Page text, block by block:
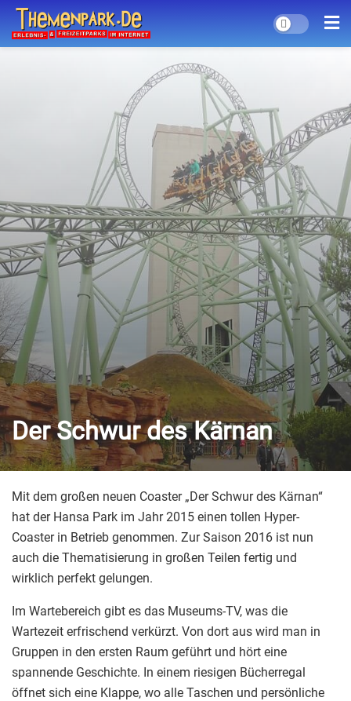
Der Schwur des Kärnan
Mit dem großen neuen Coaster „Der Schwur des Kärnan“
hat der Hansa Park im Jahr 2015 einen tollen Hyper-
Coaster in Betrieb genommen. Zur Saison 2016 ist nun
auch die Thematisierung in großen Teilen fertig und
wirklich perfekt gelungen.
Im Wartebereich gibt es das Museums-TV, was die
Wartezeit erfrischend verkürzt. Von dort aus wird man in
Gruppen in den ersten Raum geführt und hört eine
spannende Geschichte. In einem riesigen Bücherregal
öffnet sich eine Klappe, wo alle Taschen und persönliche